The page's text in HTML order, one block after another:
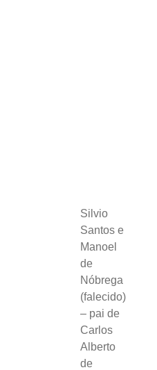
Silvio
Santos e
Manoel
de
Nóbrega
(falecido)
– pai de
Carlos
Alberto
de